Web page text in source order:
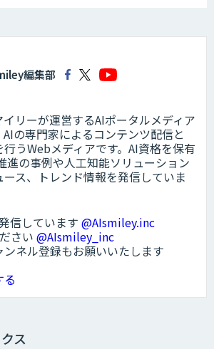
編集部
リーが運営するAIポータルメディア
AIの専門家によるコンテンツ配信と
うWebメディアです。AI資格を保有
進の事例や人工知能ソリューション
ス、トレンド情報を発信していま
信しています @AIsmiley.inc
さい @AIsmiley_inc
ネル登録もお願いいたします
る
ス